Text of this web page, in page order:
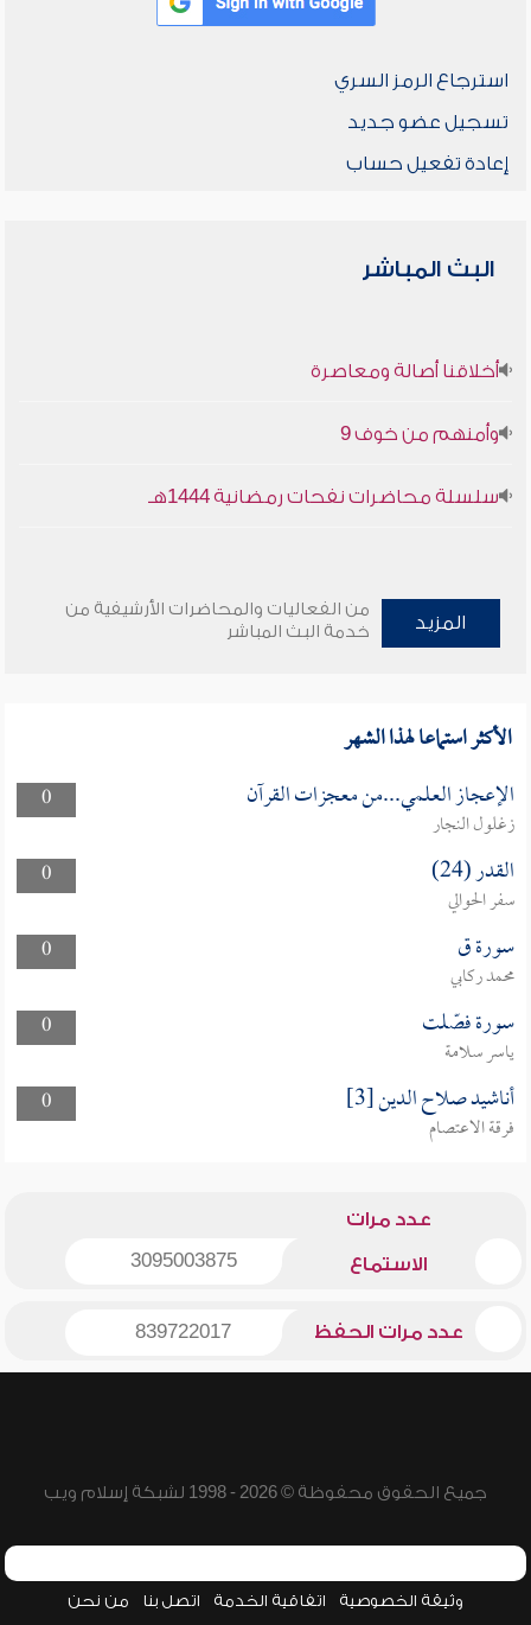
استرجاع الرمز السري
تسجيل عضو جديد
إعادة تفعيل حساب
البث المباشر
أخلاقنا أصالة ومعاصرة
وأمنهم من خوف 9
سلسلة محاضرات نفحات رمضانية 1444هـ
المزيد
من الفعاليات والمحاضرات الأرشيفية من
خدمة البث المباشر
الأكثر استماعا لهذا الشهر
0 الإعجاز العلمي...من معجزات القرآن
زغلول النجار
0
القدر (24)
سفر الحوالي
0
سورة ق
محمد ركابي
0
سورة فصّلت
ياسر سلامة
0
أناشيد صلاح الدين [3]
فرقة الاعتصام
عدد مرات
الاستماع 3095003875
عدد مرات الحفظ 839722017
جميع الحقوق محفوظة © 2026 - 1998 لشبكة إسلام ويب
وثيقة الخصوصية اتفاقية الخدمة اتصل بنا من نحن